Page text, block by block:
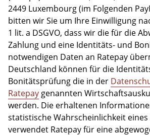
2449 Luxembourg (im Folgenden
bitten wir Sie um Ihre Einwilligung
1 lit. a DSGVO, dass wir die für die
Zahlung und eine Identitäts- und
notwendigen Daten an Ratepay
Deutschland können für die
Bonitätsprüfung die in der
Ratepay genannten
werden. Die erhaltenen
statistische Wahrscheinlichkeit
verwendet Ratepay für eine